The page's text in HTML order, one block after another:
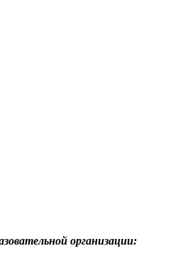
организации: